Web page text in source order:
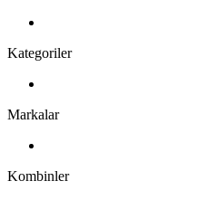
Kategoriler
Markalar
Kombinler